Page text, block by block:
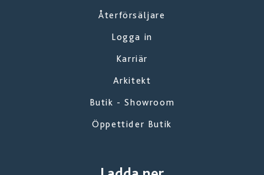
Återförsäljare
Logga in
Karriär
Arkitekt
Butik - Showroom
Öppettider Butik